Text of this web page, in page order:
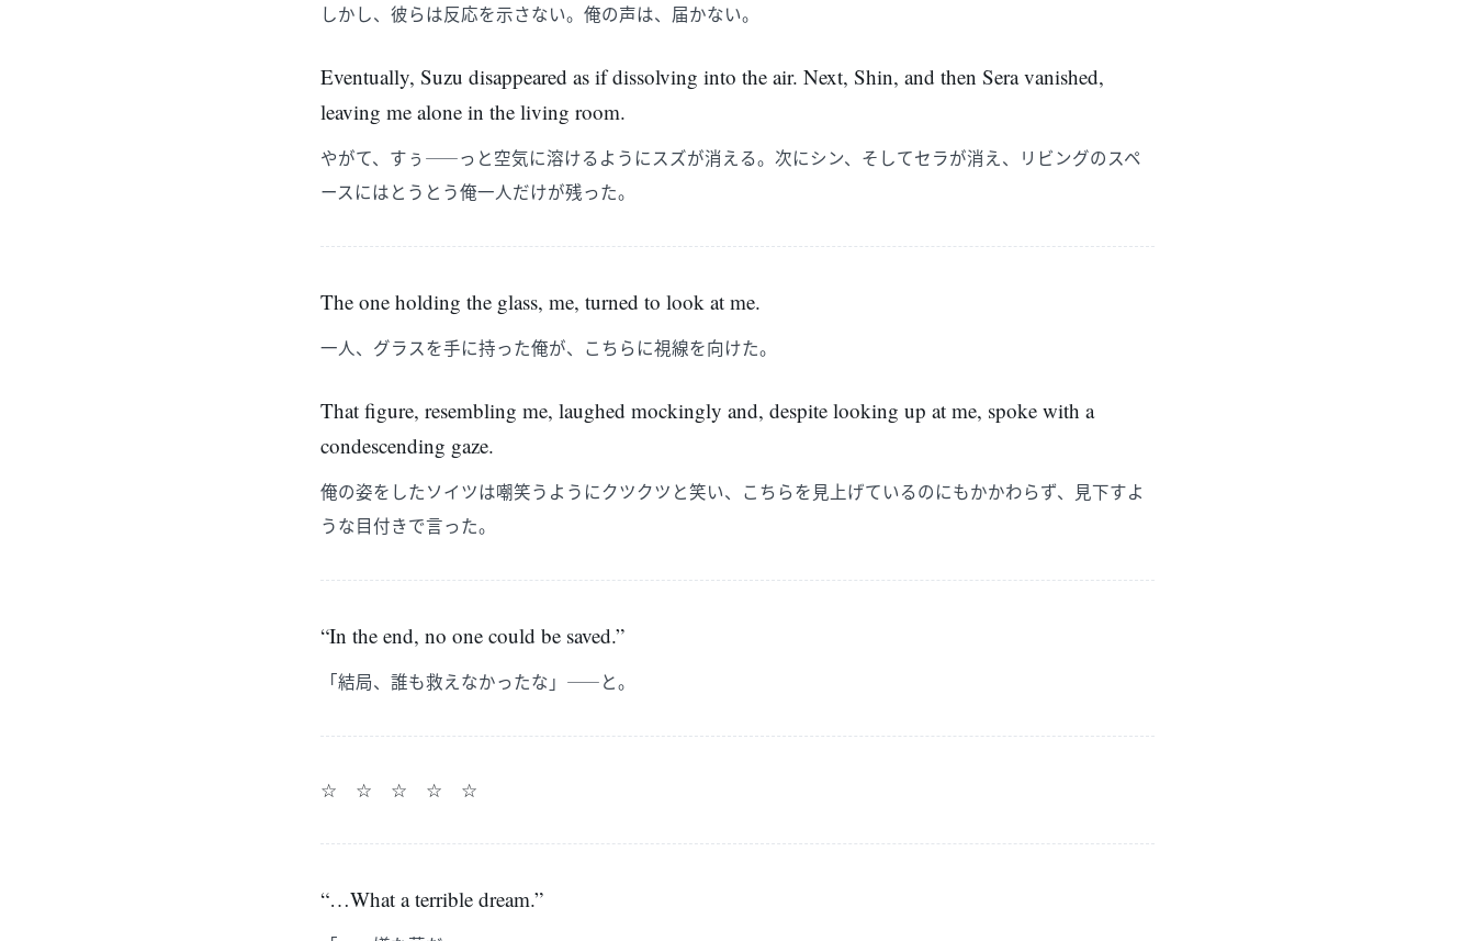
しかし、彼らは反応を示さない。俺の声は、届かない。
Eventually, Suzu disappeared as if dissolving into the air. Next, Shin, and then Sera vanished,
leaving me alone in the living room.
やがて、すぅ――っと空気に溶けるようにスズが消える。次にシン、そしてセラが消え、リビングのスペ
ースにはとうとう俺一人だけが残った。
The one holding the glass, me, turned to look at me.
一人、グラスを手に持った俺が、こちらに視線を向けた。
That figure, resembling me, laughed mockingly and, despite looking up at me, spoke with a
condescending gaze.
俺の姿をしたソイツは嘲笑うようにクツクツと笑い、こちらを見上げているのにもかかわらず、見下すよ
うな目付きで言った。
“In the end, no one could be saved.”
「結局、誰も救えなかったな」――と。
☆ ☆ ☆ ☆ ☆
“…What a terrible dream.”